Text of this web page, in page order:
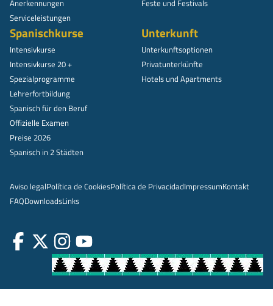
Anerkennungen
Serviceleistungen
Feste und Festivals
Spanischkurse
Intensivkurse
Intensivkurse 20 +
Spezialprogramme
Lehrerfortbildung
Spanisch für den Beruf
Offizielle Examen
Preise 2026
Spanisch in 2 Städten
Unterkunft
Unterkunftsoptionen
Privatunterkünfte
Hotels und Apartments
Aviso legalPolítica de CookiesPolítica de PrivacidadImpressumKontakt
FAQDownloadsLinks